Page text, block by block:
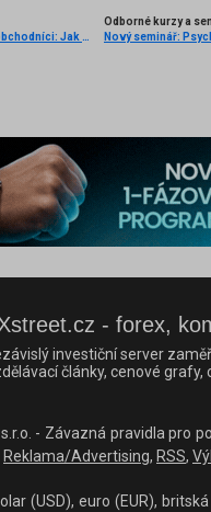
Světový bestseller o tradingu v češtině! Úspěšní obchodníci: Jak běžní lidé porážejí Wall Street v jeho vlastní hře
Odborné kurzy a
- forex,
investiční server
články, cenové
s.r.o. - Závazná pravidla pro
Reklama/Advertising, RSS,
(USD), euro (EUR),